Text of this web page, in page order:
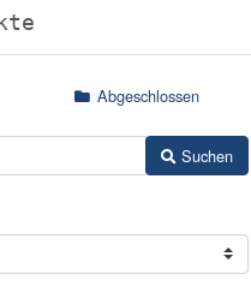
Abgeschlossen
Suchen